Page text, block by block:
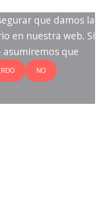
que damos la
en nuestra web. Si
que
NO